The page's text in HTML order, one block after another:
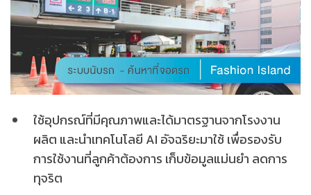
ใช้อุปกรณ์ที่มีคุณภาพและได้มาตรฐานจากโรงงาน
ผลิต และนำเทคโนโลยี AI อัจฉริยะมาใช้ เพื่อรองรับ
การใช้งานที่ลูกค้าต้องการ เก็บข้อมูลแม่นยำ ลดการ
ทุจริต